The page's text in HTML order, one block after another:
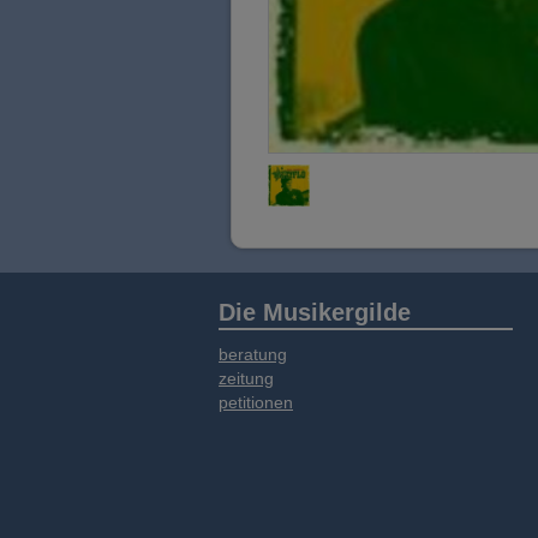
Die Musikergilde
beratung
zeitung
petitionen